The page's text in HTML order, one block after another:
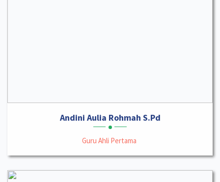
Andini Aulia Rohmah S.Pd
Guru Ahli Pertama